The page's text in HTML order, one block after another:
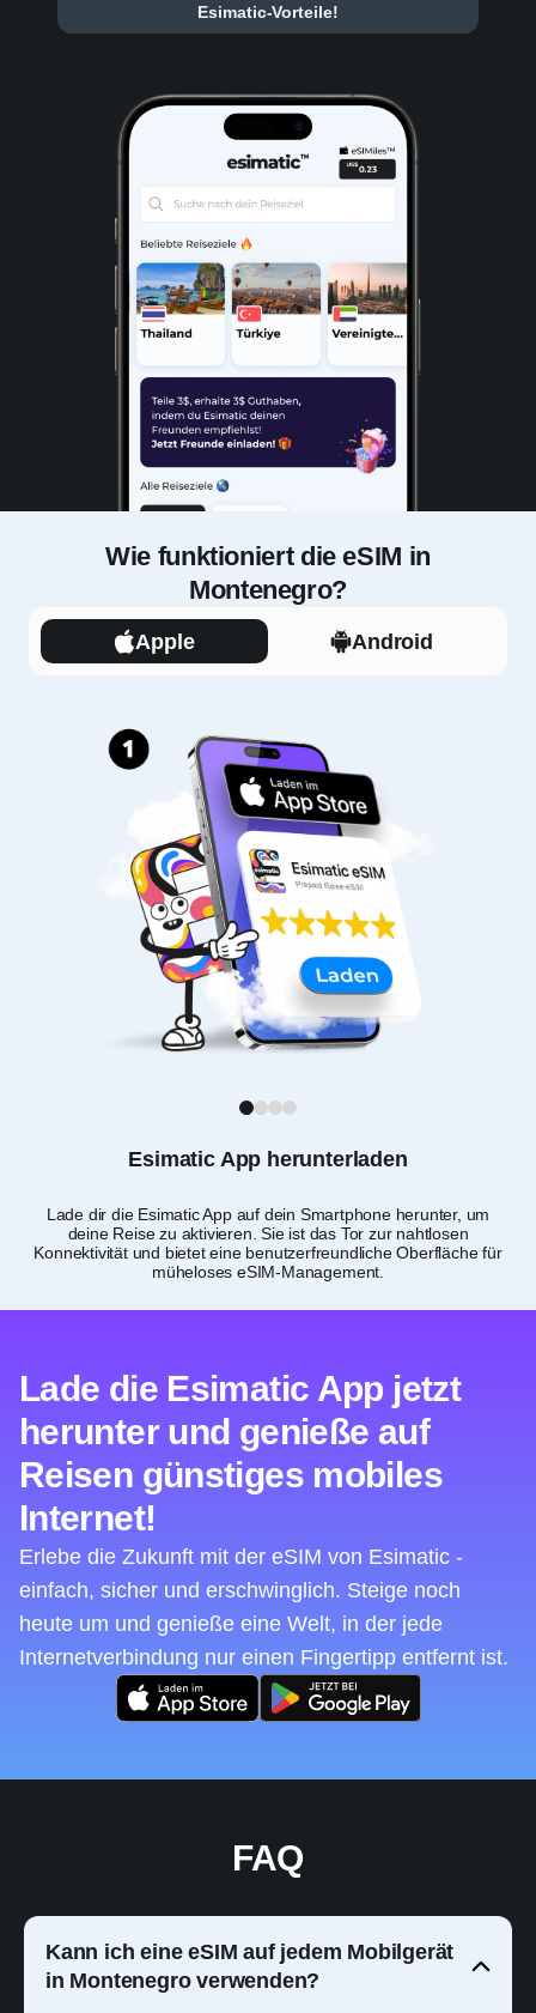
Esimatic-Vorteile!
Wie funktioniert die eSIM in
Montenegro?
Apple Android
Esimatic App herunterladen
Lade dir die Esimatic App auf dein Smartphone herunter, um
deine Reise zu aktivieren. Sie ist das Tor zur nahtlosen
Konnektivität und bietet eine benutzerfreundliche Oberfläche für
müheloses eSIM-Management.
1 2 3 4
Lade die Esimatic App jetzt
herunter und genieße auf
Reisen günstiges mobiles
Internet!
Erlebe die Zukunft mit der eSIM von Esimatic -
einfach, sicher und erschwinglich. Steige noch
heute um und genieße eine Welt, in der jede
Internetverbindung nur einen Fingertipp entfernt ist.
FAQ
Kann ich eine eSIM auf jedem Mobilgerät
in Montenegro verwenden?